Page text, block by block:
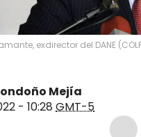
exdirector del DANE
Mejía
- 10:28 GMT-5